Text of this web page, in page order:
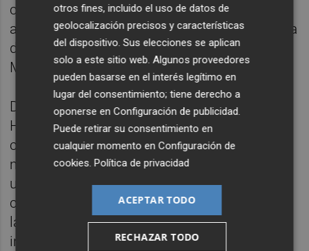
contará con una inversión este año cercana
a los 9 millones de euros y reforzará la oferta
de bienestar del resort frente al
Mediterráneo.
Desde la entrada de Grupo Fuertes y Magic
Hotel Group en el resort, el proyecto ha
contado con una inversión de más de 50
millones de euros divididos en dos fases:
una primera de 40 millones de euros,
centrada en los nuevos hoteles temáticos, y
la fase actual, orientada a seguir
introduciendo mejoras en el complejo y a
otros fines, incluido el uso de datos de
geolocalización precisos y características
del dispositivo. Sus elecciones se aplican
solo a este sitio web. Algunos proveedores
pueden basarse en el interés legítimo en
lugar del consentimiento; tiene derecho a
oponerse enConfiguración de publicidad
Puede retirar su consentimiento en
cualquier momento enConfiguración de
cookies .Política de privacidad
ACEPTAR TODO
RECHAZAR TODO